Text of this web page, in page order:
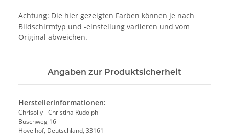
Achtung: Die hier gezeigten Farben können je nach
Bildschirmtyp und -einstellung variieren und vom
Original abweichen.
Angaben zur Produktsicherheit
Herstellerinformationen:
Chrisolly - Christina Rudolphi
Buschweg 16
Hövelhof, Deutschland, 33161